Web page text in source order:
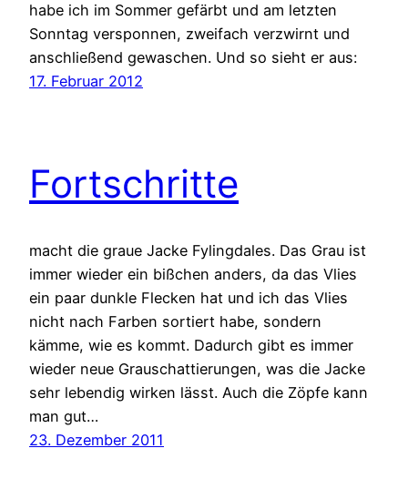
habe ich im Sommer gefärbt und am letzten
Sonntag versponnen, zweifach verzwirnt und
anschließend gewaschen. Und so sieht er aus:
17. Februar 2012
Fortschritte
macht die graue Jacke Fylingdales. Das Grau ist
immer wieder ein bißchen anders, da das Vlies
ein paar dunkle Flecken hat und ich das Vlies
nicht nach Farben sortiert habe, sondern
kämme, wie es kommt. Dadurch gibt es immer
wieder neue Grauschattierungen, was die Jacke
sehr lebendig wirken lässt. Auch die Zöpfe kann
man gut…
23. Dezember 2011